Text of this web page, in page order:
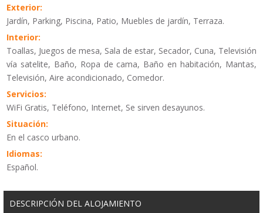
Exterior:
Jardín, Parking, Piscina, Patio, Muebles de jardín, Terraza.
Interior:
Toallas, Juegos de mesa, Sala de estar, Secador, Cuna, Televisión
vía satelite, Baño, Ropa de cama, Baño en habitación, Mantas,
Televisión, Aire acondicionado, Comedor.
Servicios:
WiFi Gratis, Teléfono, Internet, Se sirven desayunos.
Situación:
En el casco urbano.
Idiomas:
Español.
DESCRIPCIÓN DEL ALOJAMIENTO